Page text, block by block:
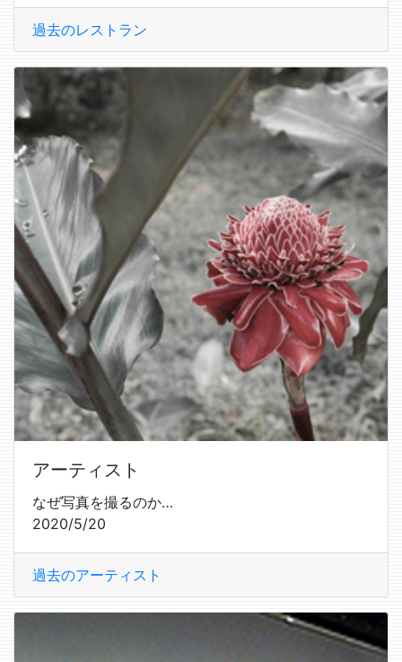
過去のレストラン
アーティスト
なぜ写真を撮るのか…
2020/5/20
過去のアーティスト